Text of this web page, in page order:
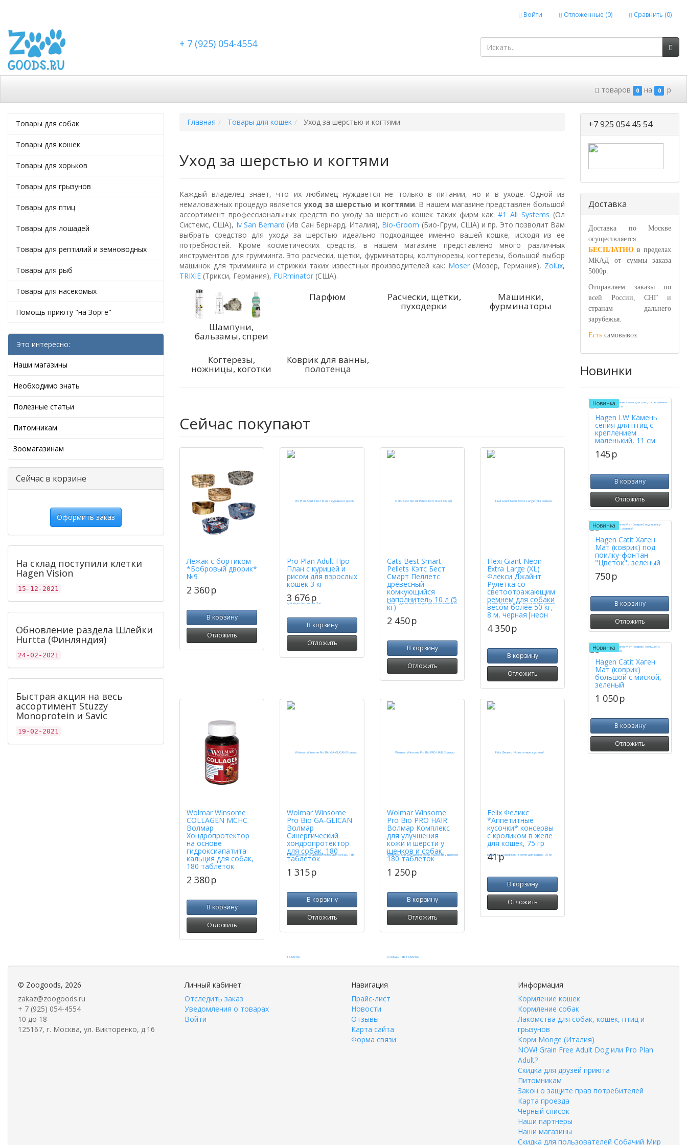
Войти Отложенные (0) Сравнить (0)
+ 7 (925) 054-4554
товаров 0 на 0 p
Товары для собак
Товары для кошек
Товары для хорьков
Товары для грызунов
Товары для птиц
Товары для лошадей
Товары для рептилий и земноводных
Товары для рыб
Товары для насекомых
Помощь приюту "на Зорге"
Это интересно:
Наши магазины
Необходимо знать
Полезные статьи
Питомникам
Зоомагазинам
Сейчас в корзине
Оформить заказ
На склад поступили клетки
Hagen Vision
15-12-2021
Обновление раздела Шлейки
Hurtta (Финляндия)
24-02-2021
Быстрая акция на весь
ассортимент Stuzzy
Monoprotein и Savic
19-02-2021
Главная Товары для кошек Уход за шерстью и когтями
Уход за шерстью и когтями
Каждый владелец знает, что их любимец нуждается не только в питании, но и в уходе. Одной из
немаловажных процедур являетсяуход за шерстью и когтями. В нашем магазине представлен большой
ассортимент профессиональных средств по уходу за шерстью кошек таких фирм как:#1 All Systems (Ол
Системс, США), Iv San Bernard (Ив Сан Бернард, Италия), Bio-Groom (Био-Грум, США) и пр. Это позволит Вам
выбрать средство для ухода за шерстью идеально подходящее именно вашей кошке, исходя из ее
потребностей. Кроме косметических средств, в нашем магазине представлено много различных
инструментов для грумминга. Это расчески, щетки, фурминаторы, колтунорезы, когтерезы, большой выбор
машинок для тримминга и стрижки таких известных производителей как: Moser(Мозер, Германия), Zolux,
TRIXIE (Трикси, Германия), FURminator (США).
Шампуни,
бальзамы, спреи
Парфюм Расчески, щетки,
пуходерки
Машинки,
фурминаторы
Когтерезы,
ножницы, коготки
Коврик для ванны,
полотенца
Сейчас покупают
Лежак с бортиком
*Бобровый дворик*
№9
2 360p
В корзину
Отложить
Pro Plan Adult Про
План с курицей и
рисом для взрослых
кошек 3 кг
3 676p
В корзину
Отложить
Cats Best Smart
Pellets Кэтс Бест
Смарт Пеллетс
древесный
комкующийся
наполнитель 10 л (5
кг)
2 450p
В корзину
Отложить
Flexi Giant Neon
Extra Large (XL)
Флекси Джайнт
Рулетка со
светоотражающим
ремнем для собаки
весом более 50 кг,
8 м, черная|неон
4 350p
В корзину
Отложить
Wolmar Winsome
COLLAGEN MCHC
Волмар
Хондропротектор
на основе
гидроксиапатита
кальция для собак,
180 таблеток
2 380p
В корзину
Отложить
Wolmar Winsome
Pro Bio GA-GLICAN
Волмар
Синергический
хондропротектор
для собак, 180
таблеток
1 315p
В корзину
Отложить
Wolmar Winsome
Pro Bio PRO HAIR
Волмар Комплекс
для улучшения
кожи и шерсти у
щенков и собак,
180 таблеток
1 250p
В корзину
Отложить
Felix Феликс
*Аппетитные
кусочки* консервы
с кроликом в желе
для кошек, 75 гр
41p
В корзину
Отложить
+7 925 054 45 54
Доставка
Доставка по Москве
осуществляется
БЕСПЛАТНО в пределах
МКАД от суммы заказа
5000р.
Отправляем заказы по
всей России, СНГ и
странам дальнего
зарубежья.
Есть самовывоз.
Новинки
Новинка
Hagen LW Камень
сепия для птиц с
креплением
маленький, 11 см
145p
В корзину
Отложить
Новинка
Hagen Catit Хаген
Мат (коврик) под
поилку-фонтан
"Цветок", зеленый
750p
В корзину
Отложить
Новинка
Hagen Catit Хаген
Мат (коврик)
большой с миской,
зеленый
1 050p
В корзину
Отложить
© Zoogoods, 2026
zakaz@zoogoods.ru
+ 7 (925) 054-4554
10 до 18
125167, г. Москва, ул. Викторенко, д.16
Личный кабинет
Отследить заказ
Уведомления о товарах
Войти
Навигация
Прайс-лист
Новости
Отзывы
Карта сайта
Форма связи
Информация
Кормление кошек
Кормление собак
Лакомства для собак, кошек, птиц и
грызунов
Корм Monge (Италия)
NOW! Grain Free Adult Dog или Pro Plan
Adult?
Скидка для друзей приюта
Питомникам
Закон о защите прав потребителей
Карта проезда
Черный список
Наши партнеры
Наши магазины
Скидка для пользователей Собачий Мир